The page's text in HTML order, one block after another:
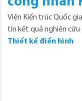
Viện Kiến trúc Quốc
tin kết quả nghiên
Thiết kế điển hình